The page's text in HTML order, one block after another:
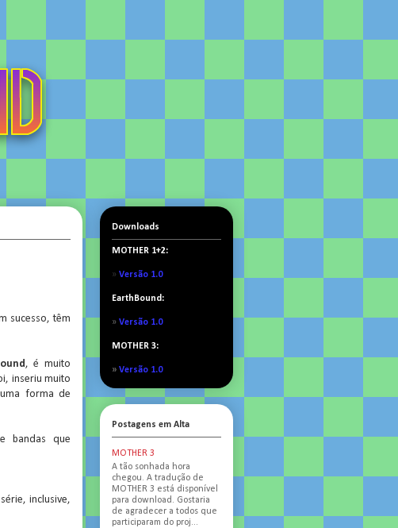
sucesso, têm
, é muito
inseriu muito
forma de
bandas que
inclusive,
Downloads
MOTHER 1+2:
» Versão 1.0
EarthBound:
» Versão 1.0
MOTHER 3:
» Versão 1.0
Postagens em Alta
MOTHER 3
A tão sonhada hora
chegou. A tradução de
MOTHER 3 está disponível
para download. Gostaria
de agradecer a todos que
participaram do proj...